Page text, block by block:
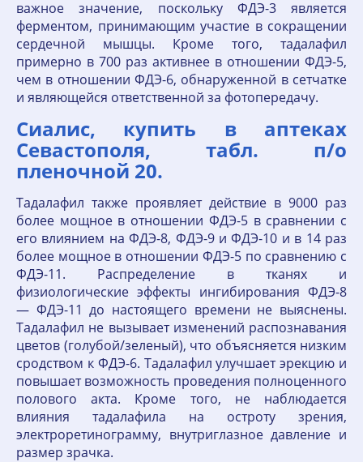
важное значение, поскольку ФДЭ-3 является
ферментом, принимающим участие в сокращении
сердечной мышцы. Кроме того, тадалафил
примерно в 700 раз активнее в отношении ФДЭ-5,
чем в отношении ФДЭ-6, обнаруженной в сетчатке
и являющейся ответственной за фотопередачу.
Сиалис, купить в аптеках
Севастополя, табл. п/о
пленочной 20.
Тадалафил также проявляет действие в 9000 раз
более мощное в отношении ФДЭ-5 в сравнении с
его влиянием на ФДЭ-8, ФДЭ-9 и ФДЭ-10 и в 14 раз
более мощное в отношении ФДЭ-5 по сравнению с
ФДЭ-11. Распределение в тканях и
физиологические эффекты ингибирования ФДЭ-8
— ФДЭ-11 до настоящего времени не выяснены.
Тадалафил не вызывает изменений распознавания
цветов (голубой/зеленый), что объясняется низким
сродством к ФДЭ-6. Тадалафил улучшает эрекцию и
повышает возможность проведения полноценного
полового акта. Кроме того, не наблюдается
влияния тадалафила на остроту зрения,
электроретинограмму, внутриглазное давление и
размер зрачка.